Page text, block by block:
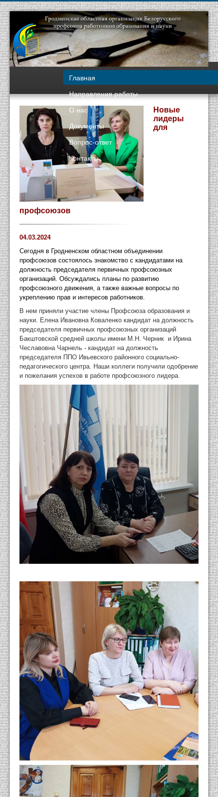
Главная
Направления работы
О нас
Документы
Вопрос-ответ
Контакты
Новые
лидеры
для
профсоюзов
04.03.2024
Сегодня в Гродненском областном объединении
профсоюзов состоялось знакомство с кандидатами на
должность председателя первичных профсоюзных
организаций. Обсуждались планы по развитию
профсоюзного движения, а также важные вопросы по
укреплению прав и интересов работников.
В нем приняли участие члены Профсоюза образования и
науки. Елена Ивановна Коваленко кандидат на должность
председателя первичных профсоюзных организаций
Бакштовской средней школы имени М.Н. Черник и Ирина
Чеславовна Чарнель - кандидат на должность
председателя ППО Ивьевского районного социально-
педагогического центра. Наши коллеги получили одобрение
и пожелания успехов в работе профсоюзного лидера.